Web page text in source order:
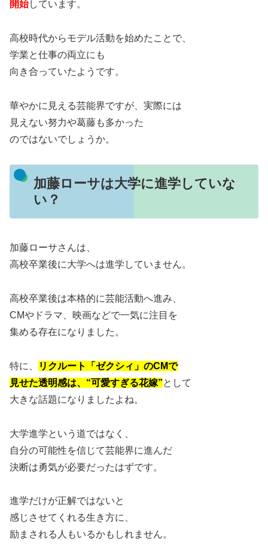
開始しています。
高校時代からモデル活動を始めたことで、
学業と仕事の両立にも
向き合っていたようです。
華やかに見える芸能界ですが、実際には
見えない努力や葛藤も多かった
のではないでしょうか。
加藤ローサは大学に進学していな
い？
加藤ローサさんは、
高校卒業後に大学へは進学していません。
高校卒業後は本格的に芸能活動へ進み、
CMやドラマ、映画などで一気に注目を
集める存在になりました。
特に、
リクルート「ゼクシィ」のCMで
見せた透明感は、“可愛すぎる花嫁”として
大きな話題になりましたよね。
大学進学という道ではなく、
自分の可能性を信じて芸能界に進んだ
決断は勇気が必要だったはずです。
進学だけが正解ではないと
感じさせてくれる生き方に、
励まされる人もいるかもしれません。